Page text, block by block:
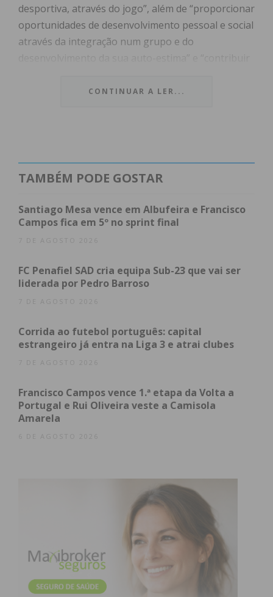
desportiva, através do jogo”, além de “proporcionar
oportunidades de desenvolvimento pessoal e social
através da integração num grupo e do
modalidade de pólo aquático”.
novamente pela região a 25 de junho, com a
Felgueiras.
Imediato
obtenha de forma regular a informação
atualizada.
CONTINUAR A LER...
TAMBÉM PODE GOSTAR
Santiago Mesa vence em Albufeira e Francisco
Campos fica em 5º no sprint final
7 DE AGOSTO 2026
FC Penafiel SAD cria equipa Sub-23 que vai ser
liderada por Pedro Barroso
7 DE AGOSTO 2026
Corrida ao futebol português: capital
estrangeiro já entra na Liga 3 e atrai clubes
7 DE AGOSTO 2026
Francisco Campos vence 1.ª etapa da Volta a
Portugal e Rui Oliveira veste a Camisola
Amarela
6 DE AGOSTO 2026